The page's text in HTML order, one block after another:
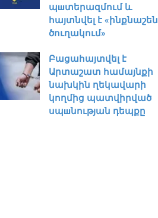
պшտերազմում և
հայտնվել է «ինքնաշեն
ծուղակում»
Բացահայտվել է
Արտաշատ համայնքի
նախկին ղեկավարի
կողմից պատվիրված
սպшնության դեպքը